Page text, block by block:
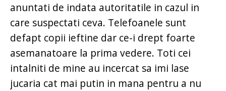
anuntati de indata autoritatile in cazul in
care suspectati ceva. Telefoanele sunt
defapt copii ieftine dar ce-i drept foarte
asemanatoare la prima vedere. Toti cei
intalniti de mine au incercat sa imi lase
jucaria cat mai putin in mana pentru a nu